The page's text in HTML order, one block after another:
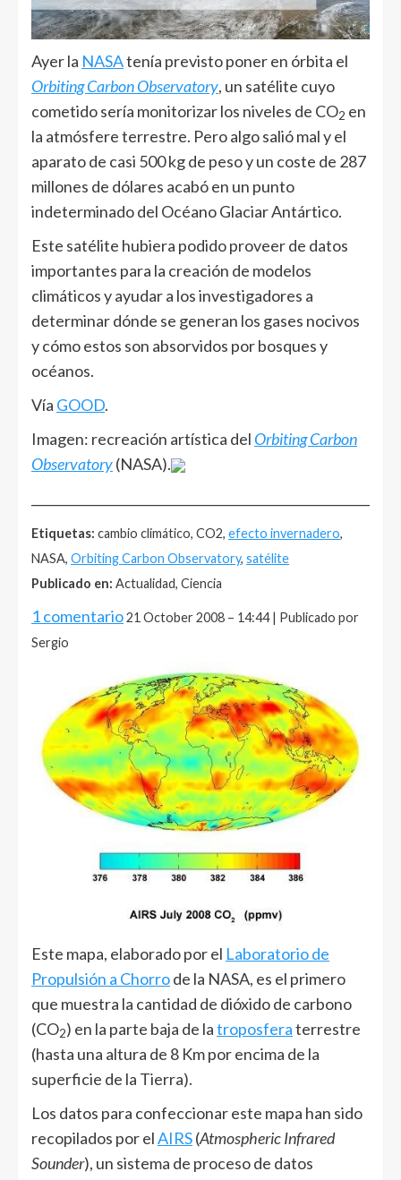
Ayer la NASAtenía previsto poner en órbita el
Orbiting Carbon Observatory, un satélite cuyo
cometido sería monitorizar los niveles de CO2 en
la atmósfere terrestre. Pero algo salió mal y el
aparato de casi 500 kg de peso y un coste de 287
millones de dólares acabó en un punto
indeterminado del Océano Glaciar Antártico.
Este satélite hubiera podido proveer de datos
importantes para la creación de modelos
climáticos y ayudar a los investigadores a
determinar dónde se generan los gases nocivos
y cómo estos son absorvidos por bosques y
océanos.
Vía GOOD.
Imagen: recreación artística del Orbiting Carbon
Observatory(NASA).
Etiquetas: cambio climático, CO2, efecto invernadero,
NASA, Orbiting Carbon Observatory, satélite
Publicado en: Actualidad, Ciencia
1 comentario21 October 2008 – 14:44 | Publicado por
Sergio
Este mapa, elaborado por el Laboratorio de
Propulsión a Chorrode la NASA, es el primero
que muestra la cantidad de dióxido de carbono
(CO2) en la parte baja de latroposferaterrestre
(hasta una altura de 8 Km por encima de la
superficie de la Tierra).
Los datos para confeccionar este mapa han sido
recopilados por elAIRS(Atmospheric Infrared
Sounder), un sistema de proceso de datos